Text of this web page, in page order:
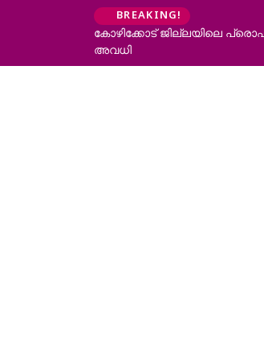
BREAKING!
കോഴിക്കോട് ജില്ലയിലെ
അവധി